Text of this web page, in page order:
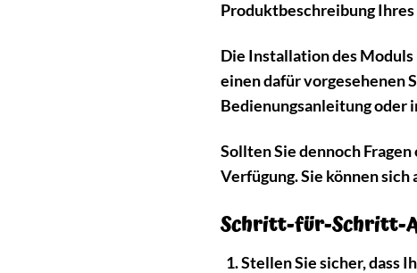
Produktbeschreibung
Die Installation des
einen dafür vorgesehenen
Bedienungsanleitung oder
Sollten Sie dennoch
Verfügung. Sie können
Schritt-für-Schritt-
Stellen Sie sicher, dass